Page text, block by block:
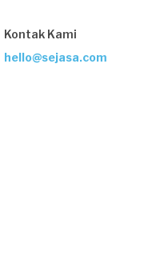
Kontak Kami
hello@sejasa.com